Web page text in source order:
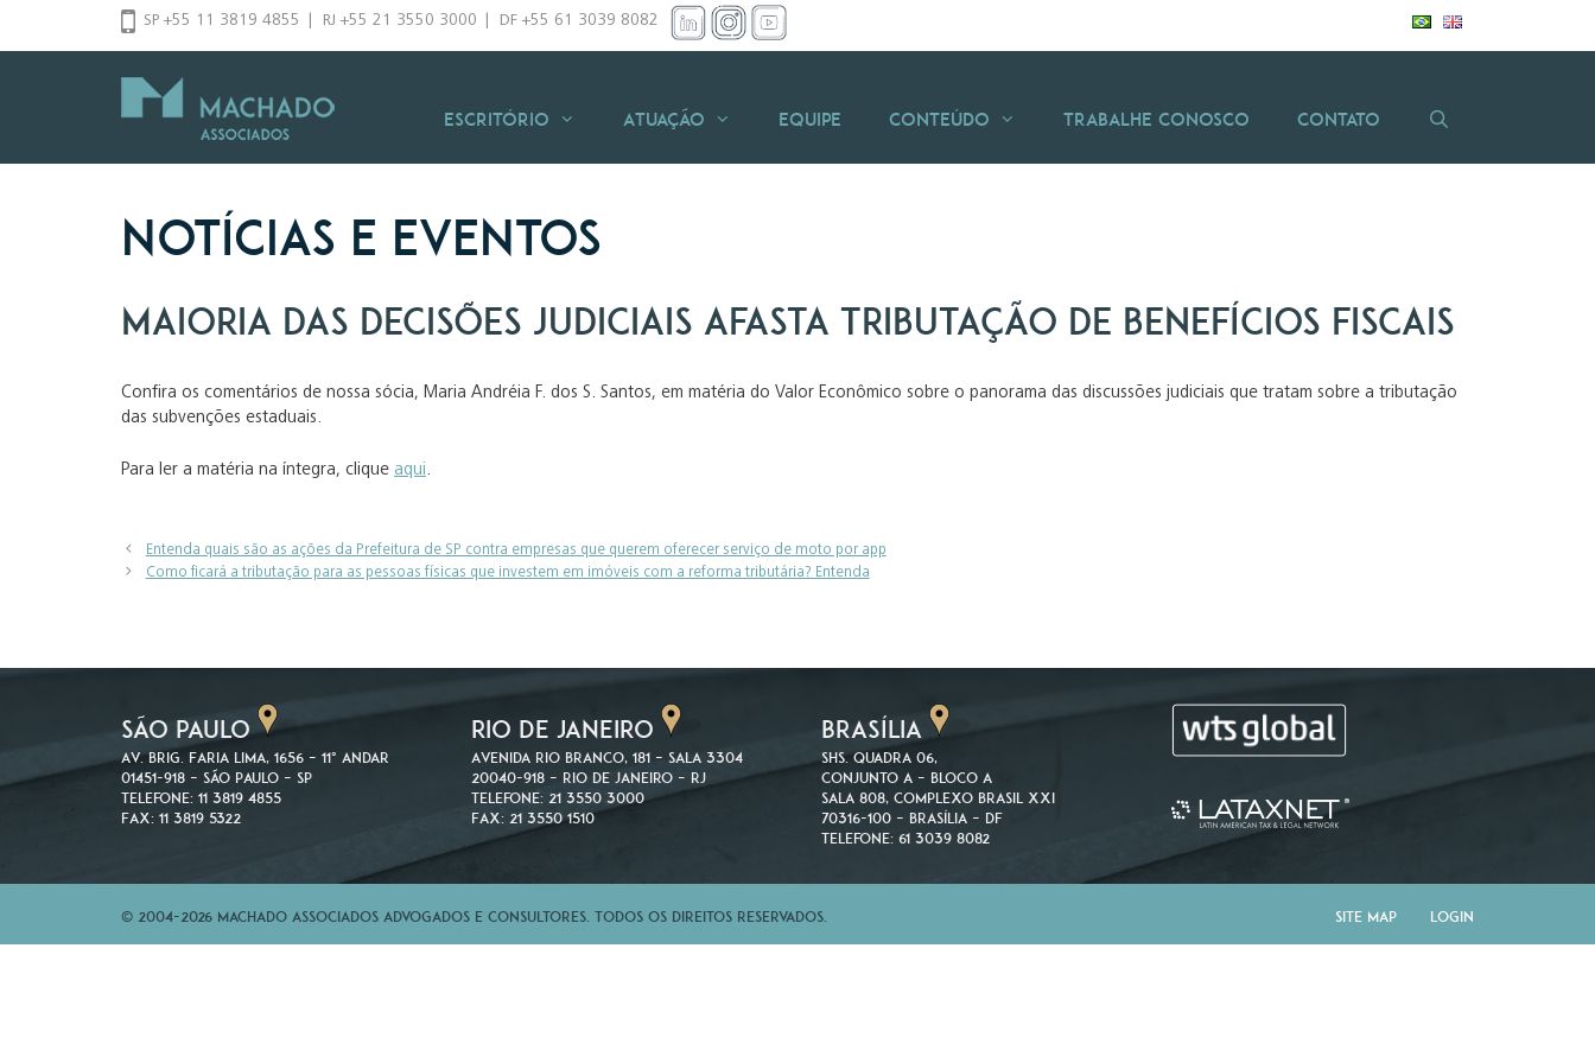
SP +55 11 3819 4855 RJ +55 21 3550 3000 DF +55 61 3039 8082
Escritório Atuação Equipe Conteúdo Trabalhe Conosco Contato
Notícias e Eventos
Maioria das decisões judiciais afasta tributação de benefícios fiscais
Confira os comentários de nossa sócia, Maria Andréia F. dos S. Santos, em matéria do Valor Econômico sobre o panorama das discussões judiciais que tratam sobre a tributação
das subvenções estaduais.
Para ler a matéria na íntegra, clique aqui.
Entenda quais são as ações da Prefeitura de SP contra empresas que querem oferecer serviço de moto por app
Como ficará a tributação para as pessoas físicas que investem em imóveis com a reforma tributária? Entenda
SÃO PAULO
Av. Brig. Faria Lima, 1656 – 11º andar
01451-918 – São Paulo – SP
Telefone: 11 3819 4855
Fax: 11 3819 5322
RIO DE JANEIRO
Avenida Rio Branco, 181 – Sala 3304
20040-918 – Rio de Janeiro – RJ
Telefone: 21 3550 3000
Fax: 21 3550 1510
BRASÍLIA
SHS. Quadra 06,
Conjunto A – Bloco A
Sala 808, Complexo Brasil XXI
70316-100 – Brasília – DF
Telefone: 61 3039 8082
Site Map Login
© 2004-2026 Machado Associados Advogados e Consultores. Todos os direitos reservados.